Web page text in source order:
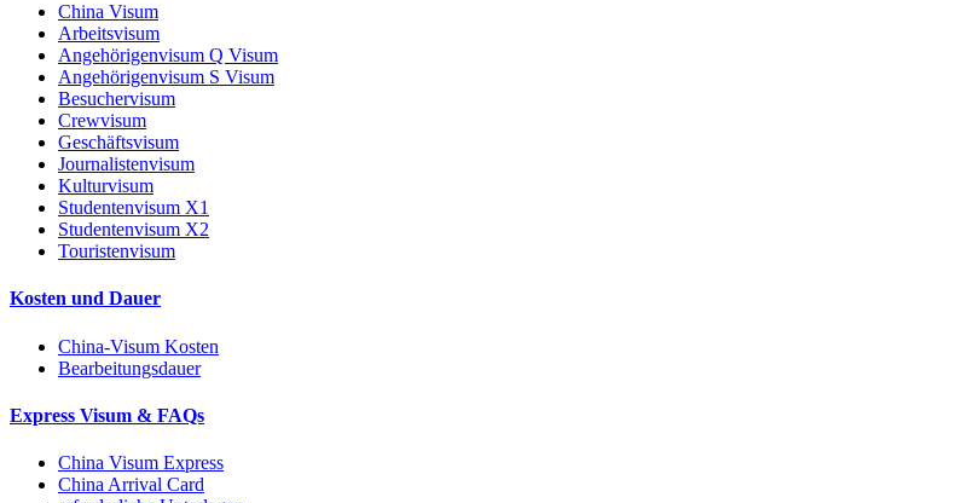
China Visum
Arbeitsvisum
Angehörigenvisum Q Visum
Angehörigenvisum S Visum
Besuchervisum
Crewvisum
Geschäftsvisum
Journalistenvisum
Kulturvisum
Studentenvisum X1
Studentenvisum X2
Touristenvisum
Kosten und Dauer
China-Visum Kosten
Bearbeitungsdauer
Express Visum & FAQs
China Visum Express
China Arrival Card